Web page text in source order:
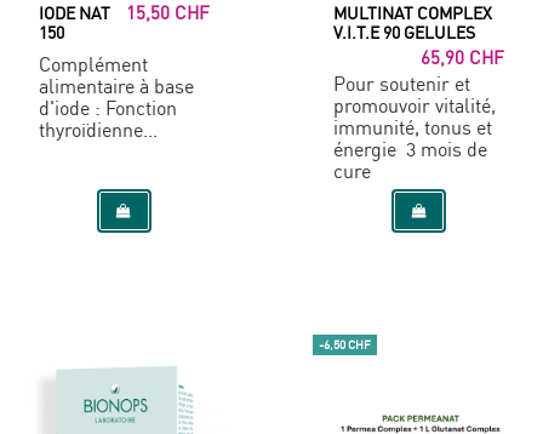
IODE NAT
150
15,50 CHF
Complément
alimentaire à base
d'iode : Fonction
thyroïdienne...
MULTINAT COMPLEX
V.I.T.E 90 GELULES
65,90 CHF
Pour soutenir et
promouvoir vitalité,
immunité, tonus et
énergie 3 mois de
cure
-6,50 CHF